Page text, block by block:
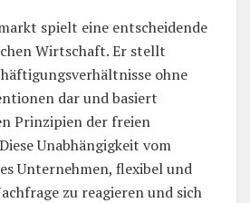
spielt eine entscheidende
Wirtschaft. Er stellt
ohne
dar und basiert
Prinzipien der freien
Unabhängigkeit vom
Unternehmen, flexibel und
zu reagieren und sich